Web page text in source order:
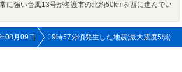
に強い台風13号が名護市の北約50kmを西に進んでい
08月09日 19時57分頃発生した地震(最大震度5弱)